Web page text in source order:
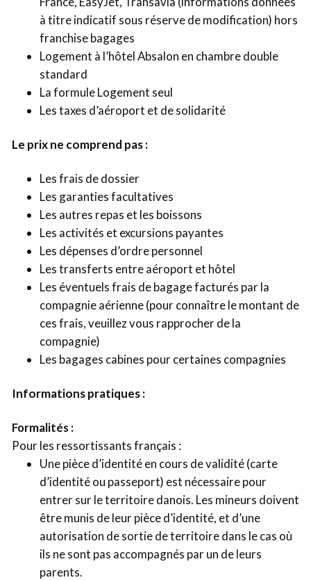
à titre indicatif sous réserve de modification) hors
franchise bagages
Logement à l’hôtel Absalon en chambre double
standard
La formule Logement seul
Les taxes d’aéroport et de solidarité
Le prix ne comprend pas :
Les frais de dossier
Les garanties facultatives
Les autres repas et les boissons
Les activités et excursions payantes
Les dépenses d’ordre personnel
Les transferts entre aéroport et hôtel
Les éventuels frais de bagage facturés par la
compagnie aérienne (pour connaître le montant de
ces frais, veuillez vous rapprocher de la
compagnie)
Les bagages cabines pour certaines compagnies
Informations pratiques :
Formalités :
Pour les ressortissants français :
Une pièce d’identité en cours de validité (carte
d’identité ou passeport) est nécessaire pour
entrer sur le territoire danois. Les mineurs doivent
être munis de leur pièce d’identité, et d’une
autorisation de sortie de territoire dans le cas où
ils ne sont pas accompagnés par un de leurs
parents.